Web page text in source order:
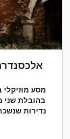
מסע
בהובלת שני
נדירות